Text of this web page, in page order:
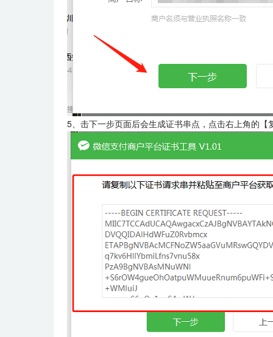
5、击下一步页面后会生成证书串点，点击右上角的